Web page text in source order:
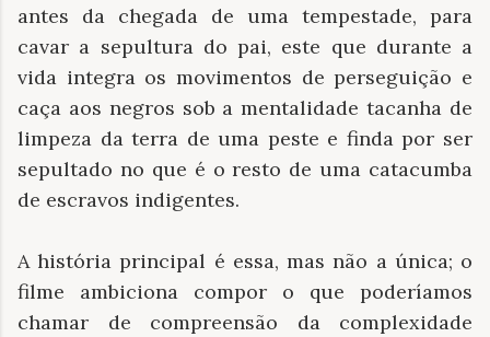
antes da chegada de uma tempestade, para
cavar a sepultura do pai, este que durante a
vida integra os movimentos de perseguição e
caça aos negros sob a mentalidade tacanha de
limpeza da terra de uma peste e finda por ser
sepultado no que é o resto de uma catacumba
de escravos indigentes.
A história principal é essa, mas não a única; o
filme ambiciona compor o que poderíamos
chamar de compreensão da complexidade